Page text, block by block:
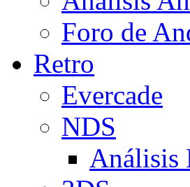
Foro de
Retro
Evercade
NDS
Análisis